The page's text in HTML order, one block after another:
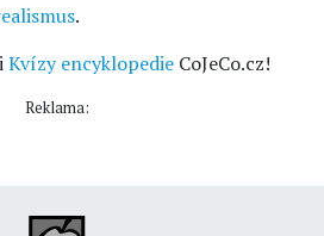
.
Kvízy encyklopedie CoJeCo.cz!
Reklama: